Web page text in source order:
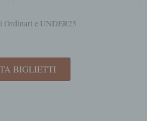
Ordinari e UNDER25
BIGLIETTI
è la marcatura